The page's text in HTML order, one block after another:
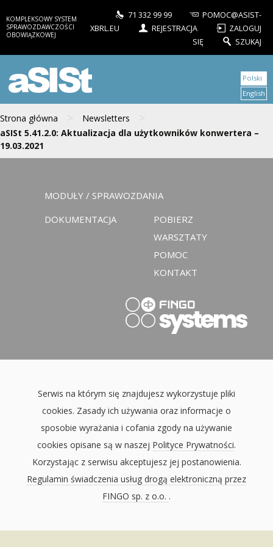
KOMPLEKSOWY SYSTEM
SPRAWOZDAWCZOŚCI
OBOWIĄZKOWEJ
71 332 99 99
POMOC@ASIST-
XBRL.EU
REJESTRACJA
ZALOGUJ
SIĘ
SZUKAJ
aSISt
Strona główna > Newsletters >
aSISt 5.41.2.0: Aktualizacja dla użytkowników konwertera –
19.03.2021
Polski
English
MODUŁY / SPRAWOZDANIA
DOKUMENTACJA
POBIERZ
WARSZTATY
POMOC
KONTAKT
Serwis na którym się znajdujesz wykorzystuje pliki
cookies. Zasady ich używania oraz informacje o
sposobie wyrażania i cofania zgody na używanie
cookies opisane są w naszej Polityce Prywatności.
Korzystając z serwisu akceptujesz jej postanowienia.
Regulamin świadczenia usług drogą elektroniczną przez
FINGO sp. z o.o. .